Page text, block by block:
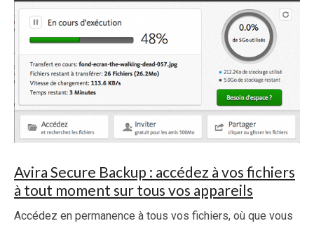
Avira Secure Backup : accédez à vos fichiers
à tout moment sur tous vos appareils
Accédez en permanence à tous vos fichiers, où que vous